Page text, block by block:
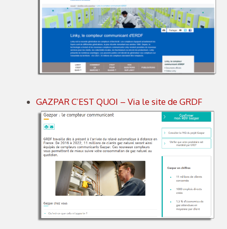
GAZPAR C’EST QUOI – Via le site de GRDF